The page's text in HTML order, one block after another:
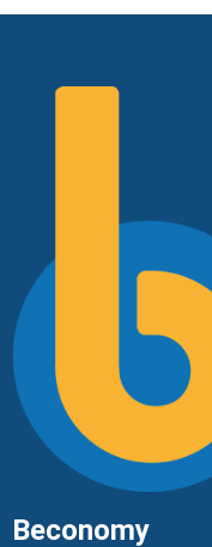
Beconomy